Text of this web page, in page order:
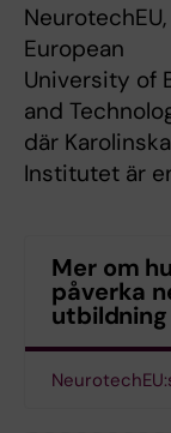
NeurotechEU,
European
University of
and
där Karolinska
Institutet är
Mer om
påverka